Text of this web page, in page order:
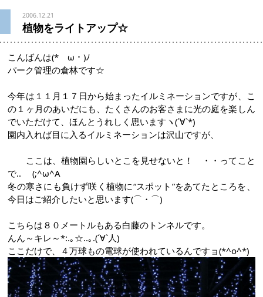
2006.12.21
植物をライトアップ☆
こんばんは(*ゝω・)ﾉ
パーク管理の倉林です☆
今年は１１月１７日から始まったイルミネーションですが、こ
の１ヶ月のあいだにも、たくさんのお客さまに光の庭を楽しん
でいただけて、ほんとうれしく思いますヽ(´∀`*)
園内入れば目に入るイルミネーションは沢山ですが、
ここは、植物園らしいとこを見せないと！ ・・ってこと
で.. (;^ω^A
冬の寒さにも負けず咲く植物に“スポット”をあてたところを、
今日はご紹介したいと思います(⌒・⌒)ゞ
こちらは８０メートルもある白藤のトンネルです。
んん～キレ～*:.｡☆..｡.(´∀`人)
ここだけで、４万球もの電球が使われているんですョ(*^o^*)